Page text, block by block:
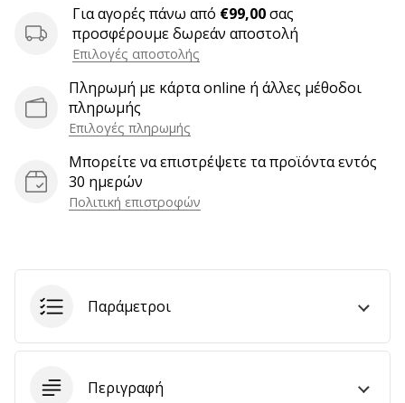
χάντμπολ
όπως
πρεσβευτής/
πρέσβειρα
μας
όλων
άρθρων
Για αγορές πάνω από €99,00σας
προσφέρουμε δωρεάν αποστολή
Επιλογές αποστολής
Πληρωμή με κάρτα online ή άλλες μέθοδοι
πληρωμής
Επιλογές πληρωμής
Μπορείτε να επιστρέψετε τα προϊόντα εντός
30 ημερών
Πολιτική επιστροφών
Παράμετροι
Περιγραφή